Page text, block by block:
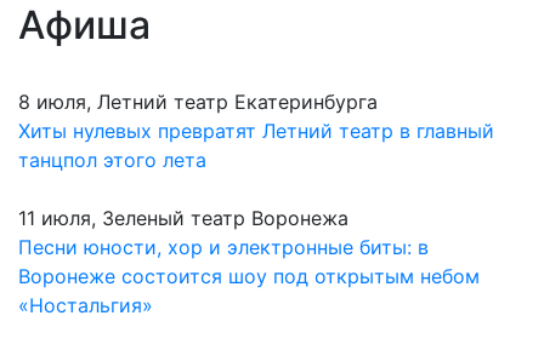
Афиша
8 июля, Летний театр Екатеринбурга
Хиты нулевых превратят Летний театр в главный
танцпол этого лета
11 июля, Зеленый театр Воронежа
Песни юности, хор и электронные биты: в
Воронеже состоится шоу под открытым небом
«Ностальгия»